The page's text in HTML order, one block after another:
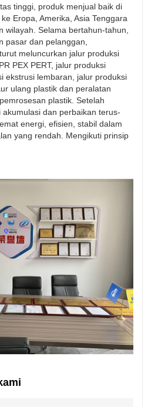
tinggi, produk menjual baik di
Eropa, Amerika, Asia Tenggara
wilayah. Selama bertahun-tahun,
pasar dan pelanggan,
meluncurkan jalur produksi
PEX PERT, jalur produksi
ekstrusi lembaran, jalur produksi
ulang plastik dan peralatan
plastik. Setelah
dan perbaikan terus-
energi, efisien, stabil dalam
yang rendah. Mengikuti prinsip